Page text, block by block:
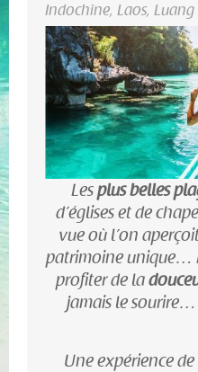
Indochine, Laos,
Lesplus belles
d’églises et de
vue où l’on
patrimoine unique…
profiter de la
jamais le sourire…
Une expérience